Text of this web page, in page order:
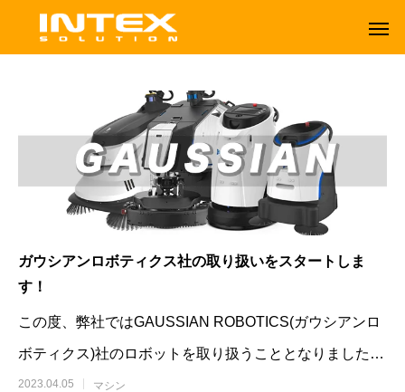
ORBOT
ガウシアンロボティクス社の取り扱いをスタートしま
す！
この度、弊社ではGAUSSIAN ROBOTICS(ガウシアンロ
ボティクス)社のロボットを取り扱うこととなりました。
それについてご説明したい
2023.04.05 マシン